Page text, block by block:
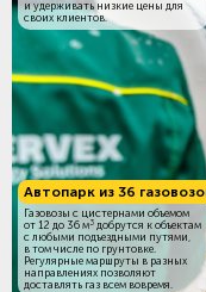
и удерживать низкие цены для
своих клиентов.
Автопарк из 36
Газовозы с цистернами объемом
от 12 до 36 м3 добрутся к объектам
c любыми подъездными путями,
в том числе по грунтовке.
Регулярные маршруты в разных
направлениях позволяют
доставлять газ всем вовремя.